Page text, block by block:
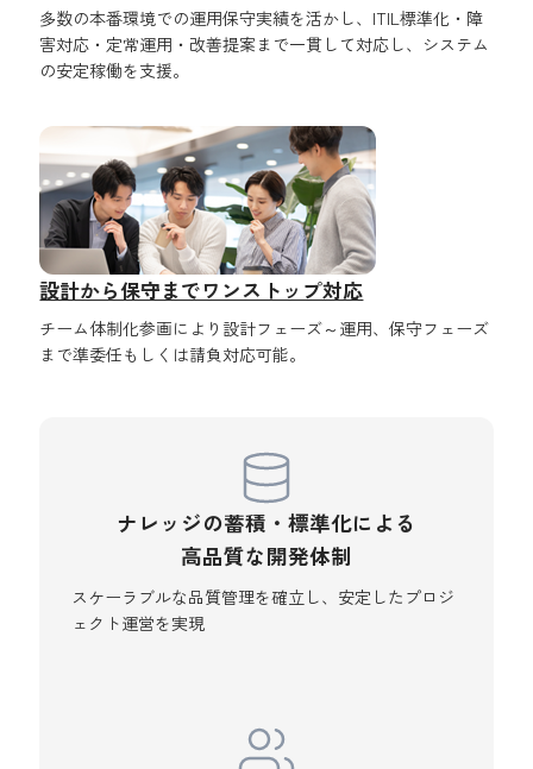
多数の本番環境での運用保守実績を活かし、ITIL標準化・障
害対応・定常運用・改善提案まで一貫して対応し、システム
の安定稼働を支援。
設計から保守までワンストップ対応
チーム体制化参画により設計フェーズ～運用、保守フェーズ
まで準委任もしくは請負対応可能。
ナレッジの蓄積・標準化による
高品質な開発体制
スケーラブルな品質管理を確立し、安定したプロジ
ェクト運営を実現